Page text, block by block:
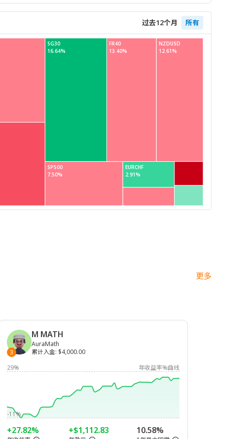
过去12个月 所有
SG30 FR40 NZDUSD
SP500 EURCHF
16.64% 13.40% 12.61%
7.50% 2.91%
更多
3
M MATH
AuraMath
累计入金: $4,000.00
29%
年收益率%曲线
-11%
+27.82% +$1,112.83 10.58%